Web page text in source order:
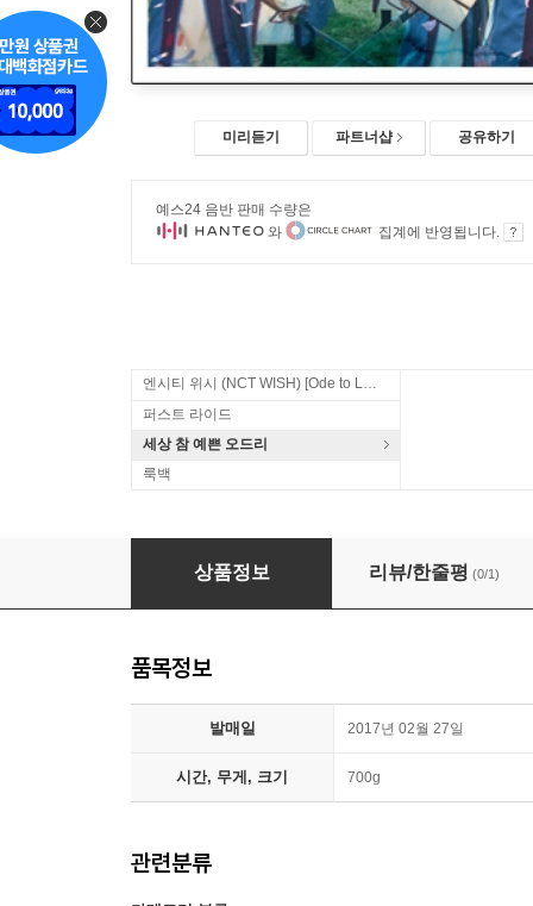
미리듣기 파트너샵 공유하기
예스24 음반 판매 수량은
와
집계에 반영됩니다.
엔시티 위시 (NCT WISH) [Ode to Love]
퍼스트 라이드
세상 참 예쁜 오드리
룩백
화랑 (KBS 2TV 월화드라마) OST
상품정보 리뷰/한줄평 (0/1)
품목정보
발매일 2017년 02월 27일
시간, 무게, 크기 700g
관련분류